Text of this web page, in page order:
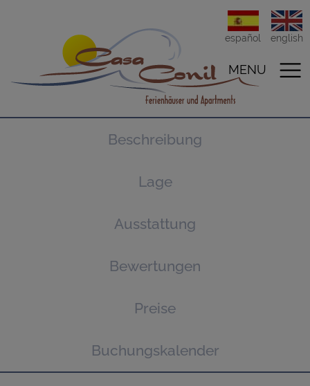
español english
MENU
Beschreibung
Lage
Ausstattung
Bewertungen
Preise
Buchungskalender